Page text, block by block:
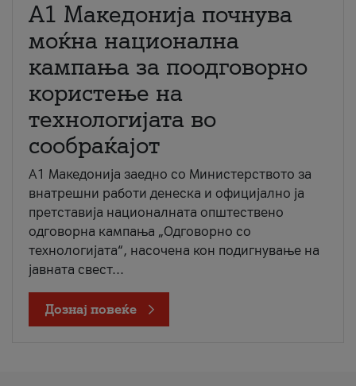
A1 Македонија почнува
моќна национална
кампања за поодговорно
користење на
технологијата во
сообраќајот
A1 Македонија заедно со Министерството за
внатрешни работи денеска и официјално ја
претставија националната општествено
одговорна кампања „Одговорно со
технологијата“, насочена кон подигнување на
јавната свест...
Дознај повеќе